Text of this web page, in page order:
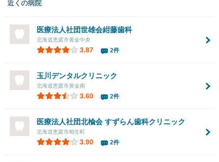
近くの病院
医療法人社団世雄会紺藤歯科
北海道恵庭市黄金中央
3.87 2件
玉川デンタルクリニック
北海道恵庭市黄金南
3.60 2件
医療法人社団北楡会すずらん歯科クリニック
北海道恵庭市相生町
3.90 2件